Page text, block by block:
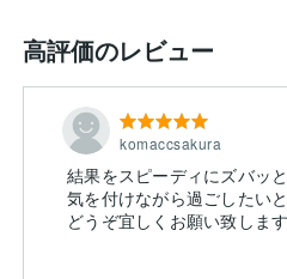
高評価のレビュー
komaccsakura
結果をスピーディにズバッ
気を付けながら過ごしたい
どうぞ宜しくお願い致しま